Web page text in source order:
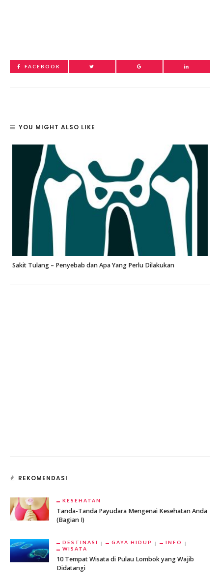
FACEBOOK
YOU MIGHT ALSO LIKE
Sakit Tulang – Penyebab dan Apa Yang Perlu Dilakukan
REKOMENDASI
KESEHATAN
Tanda-Tanda Payudara Mengenai Kesehatan Anda
(Bagian I)
DESTINASI GAYA HIDUP
INFO
WISATA
10 Tempat Wisata di Pulau Lombok yang Wajib
Didatangi